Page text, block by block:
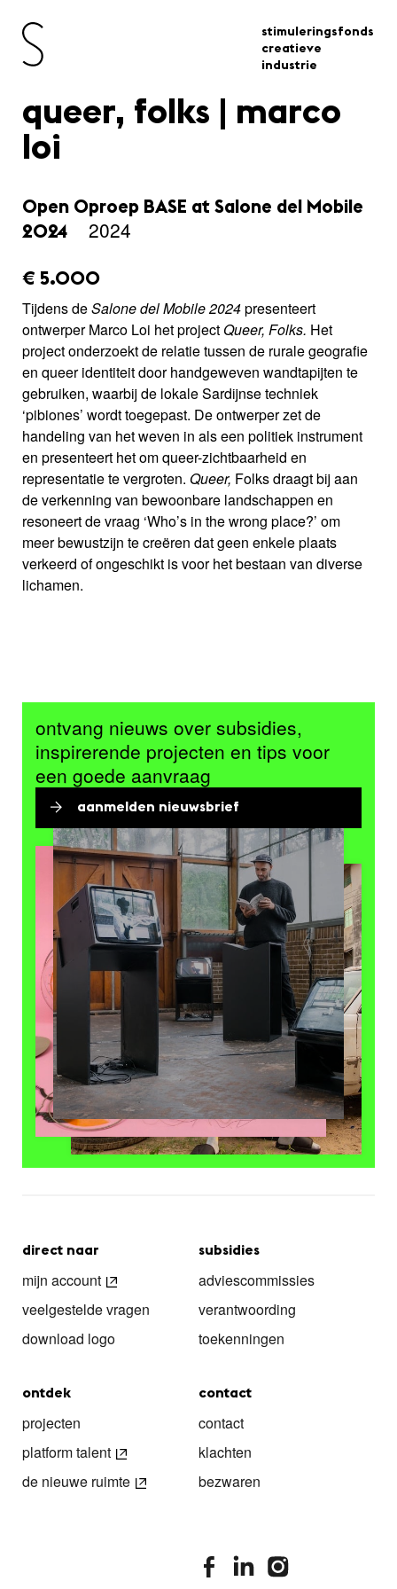
stimuleringsfonds
creatieve
industrie
queer, folks | marco
loi
Open Oproep BASE at Salone del Mobile
2024
2024
amount_issued:
€ 5.000
Tijdens deSalonedel Mobile 2024presenteert
ontwerper Marco Loi het project Queer, Folks. Het
project onderzoekt de relatie tussen de rurale geografie
en queer identiteit door handgeweven wandtapijten te
gebruiken, waarbij de lokale Sardijnse techniek
‘pibiones’ wordt toegepast. De ontwerper zet de
handeling van het weven in als een politiek instrument
en presenteert het om queer-zichtbaarheid en
representatie te vergroten. Queer, Folks draagt bij aan
de verkenning van bewoonbare landschappen en
resoneert de vraag ‘Who’s in the wrong place?’ om
meer bewustzijn te creëren dat geen enkele plaats
verkeerd of ongeschikt is voor het bestaan van diverse
lichamen.
ontvang nieuws over subsidies,
inspirerende projecten en tips voor
een goede aanvraag
aanmelden nieuwsbrief
direct naar
mijn account
veelgestelde vragen
download logo
subsidies
adviescommissies
verantwoording
toekenningen
ontdek
projecten
platform talent
de nieuwe ruimte
contact
contact
klachten
bezwaren
stimuleringsfonds facebook
stimuleringsfonds linkedin
stimuleringsfonds